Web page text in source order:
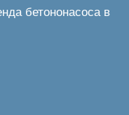
бетононасоса в